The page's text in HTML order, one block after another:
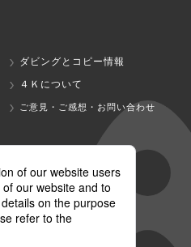
ダビングとコピー情報
４Ｋについて
ご意見・ご感想・お問い合わせ
テレ朝チャンネル